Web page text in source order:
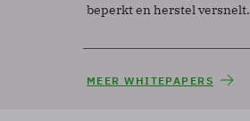
beperkt en herstel versnelt.
MEER WHITEPAPERS